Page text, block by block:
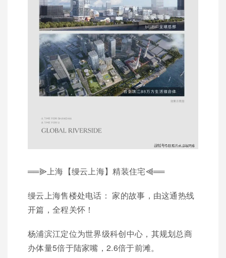
══⫸上海【缦云上海】精装住宅⫷══
缦云上海售楼处电话： 家的故事，由这通热线
开篇，全程关怀！
杨浦滨江定位为世界级科创中心，其规划总商
办体量5倍于陆家嘴，2.6倍于前滩。